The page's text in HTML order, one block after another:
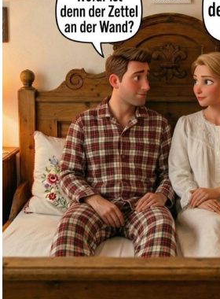
Tai Bo - Teil 1+2 [2